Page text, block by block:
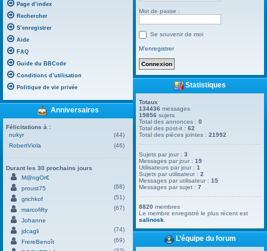
Page d’index
Rechercher
S’enregistrer
Aide
FAQ
Guide du BBCode
Conditions d’utilisation
Politique de vie privée
Anniversaires
Félicitations à :
nukyr
(44)
RobertViola
(46)
Durant les 30 prochains jours
M@ngOr€
proust75
(68)
grichkof
(51)
marcofifty
(67)
Johanne
jdcagli
(74)
FrereBenoît
(69)
Mot de passe :
Se souvenir de moi
M’enregistrer
Statistiques
Totaux
134436 messages
19856 sujets
Total des annonces :0
Total des post-it :62
Total des pièces jointes :21992
Sujets par jour :3
Messages par jour :19
Utilisateurs par jour :1
Sujets par utilisateur :2
Messages par utilisateur :15
Messages par sujet :7
8820 membres
Le membre enregistré le plus récent est
salinosk
L’équipe du forum